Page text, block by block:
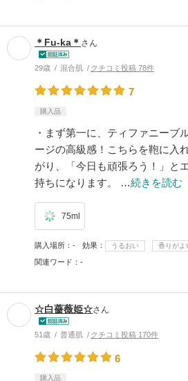
＊Fu-ka＊ さん
29歳 混合肌 クチコミ投稿 78件
7
購入品
・まず第一に、ティファニーブ
ージの高級感！こちらを鞄に入
がり、「今日も頑張ろう！」と
持ちになります。 …続きを読む
75ml
購入場所 - 効果 うるおい 香りがよ
関連ワード -
☆白薔薇姫☆さん
51歳 普通肌 クチコミ投稿 170件
6
購入品